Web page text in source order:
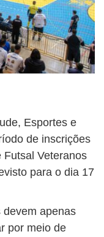
Esportes e
de inscrições
Futsal Veteranos
para o dia 17
devem apenas
por meio de